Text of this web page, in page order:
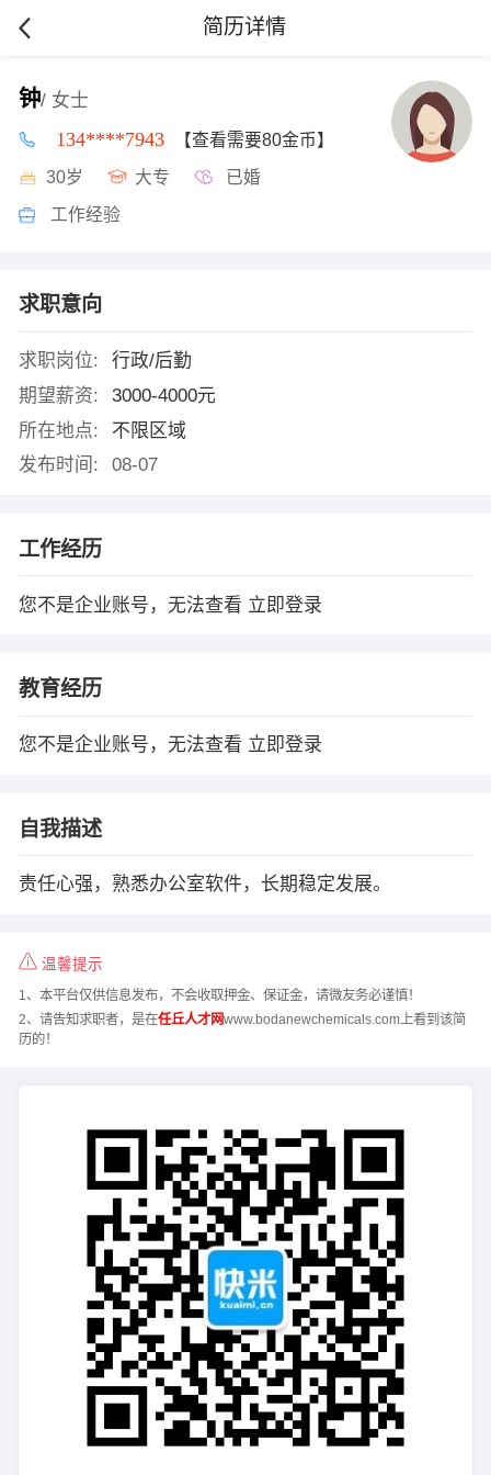
简历详情
钟/ 女士
134****7943 【查看需要80金币】
30岁 大专 已婚
工作经验
求职意向
求职岗位:
行政/后勤
期望薪资:
3000-4000元
所在地点:
不限区域
发布时间:
08-07
工作经历
您不是企业账号，无法查看 立即登录
教育经历
您不是企业账号，无法查看 立即登录
自我描述
责任心强，熟悉办公室软件，长期稳定发展。
温馨提示
1、本平台仅供信息发布，不会收取押金、保证金，请微友务必谨慎！
2、请告知求职者，是在任丘人才网www.bodanewchemicals.com上看到该简
历的！